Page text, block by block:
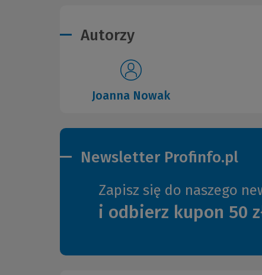
Autorzy
Joanna Nowak
Newsletter Profinfo.pl
Zapisz się do naszego
i odbierz kupon 50